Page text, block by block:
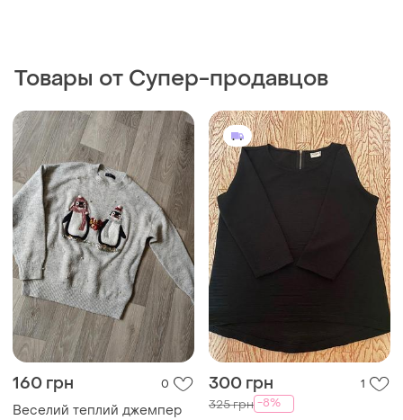
Товары от Супер-продавцов
160 грн 0
Веселий теплий джемпер
300 грн 1
325 грн -8%